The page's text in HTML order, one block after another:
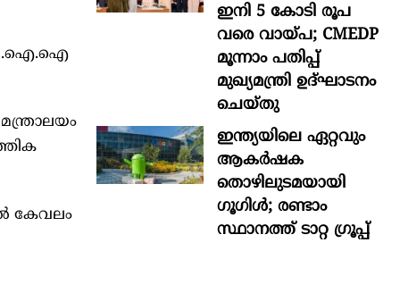
സി.ഐ.ഐ
കേവലം
ഇനി 5 കോടി രൂപ
വരെ വായ്പ; CMEDP
മൂന്നാം പതിപ്പ്
മുഖ്യമന്ത്രി ഉദ്ഘാടനം
ചെയ്തു
ഇന്ത്യയിലെ ഏറ്റവും
ആകര്‍ഷക
തൊഴിലുടമയായി
ഗൂഗിള്‍; രണ്ടാം
സ്ഥാനത്ത് ടാറ്റ ഗ്രൂപ്പ്